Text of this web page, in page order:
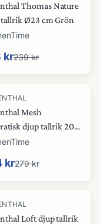
Thomas Nature
Ø23 cm Grön
kr239 kr
Mesh
djup tallrik 20
kr279 kr
Loft djup tallrik